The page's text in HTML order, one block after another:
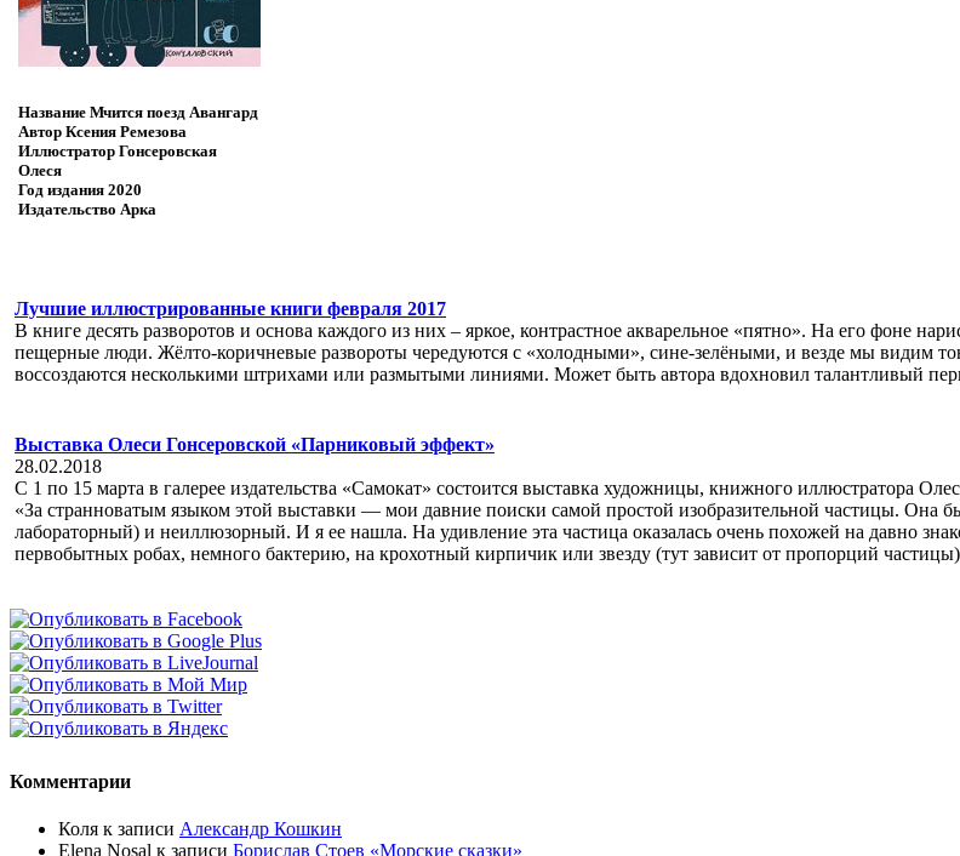
Название Мчится поезд Авангард
Автор Ксения Ремезова
Иллюстратор Гонсеровская
Олеся
Год издания 2020
Издательство Арка
Лучшие иллюстрированные книги февраля 2017
В книге десять разворотов и основа каждого из них – яркое, контрастное акварельное «пятно». На его фоне
пещерные люди. Жёлто-коричневые развороты чередуются с «холодными», сине-зелёными, и везде мы видим
воссоздаются несколькими штрихами или размытыми линиями. Может быть автора вдохновил талантливый
Выставка Олеси Гонсеровской «Парниковый эффект»
28.02.2018
С 1 по 15 марта в галерее издательства «Самокат» состоится выставка художницы, книжного иллюстратора
«За странноватым языком этой выставки — мои давние поиски самой простой изобразительной частицы.
лабораторный) и неиллюзорный. И я ее нашла. На удивление эта частица оказалась очень похожей на давно
первобытных робах, немного бактерию, на крохотный кирпичик или звезду (тут зависит от пропорций
Комментарии
Коля к записи Александр Кошкин
Elena Nosal к записи Борислав Стоев «Морские сказки»